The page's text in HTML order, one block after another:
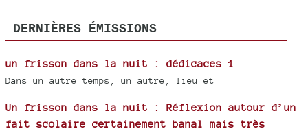
DERNIÈRES ÉMISSIONS
un frisson dans la nuit : dédicaces 1
Dans un autre temps, un autre, lieu et
Un frisson dans la nuit : Réflexion autour d’un
fait scolaire certainement banal mais très